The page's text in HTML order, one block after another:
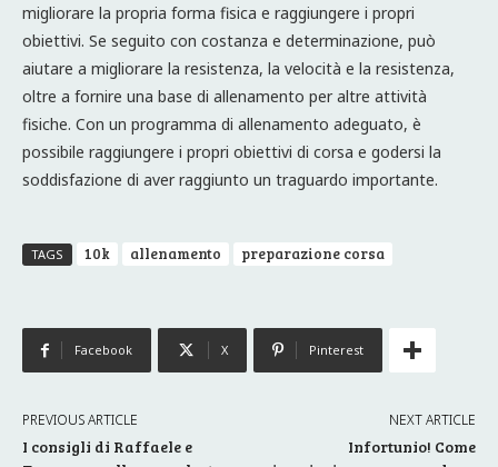
migliorare la propria forma fisica e raggiungere i propri
obiettivi. Se seguito con costanza e determinazione, può
aiutare a migliorare la resistenza, la velocità e la resistenza,
oltre a fornire una base di allenamento per altre attività
fisiche. Con un programma di allenamento adeguato, è
possibile raggiungere i propri obiettivi di corsa e godersi la
soddisfazione di aver raggiunto un traguardo importante.
TAGS 10k allenamento preparazione corsa
Facebook X Pinterest
PREVIOUS ARTICLE
I consigli di Raffaele e
NEXT ARTICLE
Infortunio! Come